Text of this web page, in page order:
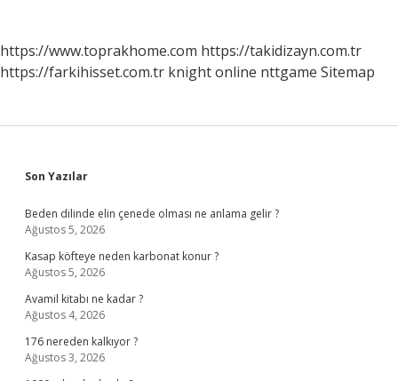
https://www.toprakhome.com https://takidizayn.com.tr
https://farkihisset.com.tr knight online nttgame Sitemap
Sidebar
Son Yazılar
Beden dilinde elin çenede olması ne anlama gelir ?
Ağustos 5, 2026
Kasap köfteye neden karbonat konur ?
Ağustos 5, 2026
Avamil kitabı ne kadar ?
Ağustos 4, 2026
176 nereden kalkıyor ?
Ağustos 3, 2026